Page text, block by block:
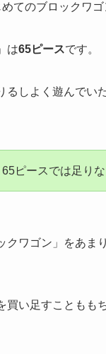
てのブロックワゴ
は65ピースです。
るしよく遊んでい
ピースでは足りな
クワゴン」をあま
買い足すこともも